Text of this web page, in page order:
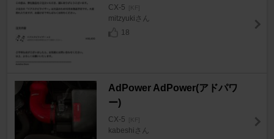
CX-5 [KF]
mitzyukiさん
18
AdPower AdPower(アドパワ
ー)
CX-5 [KF]
kabeshiさん